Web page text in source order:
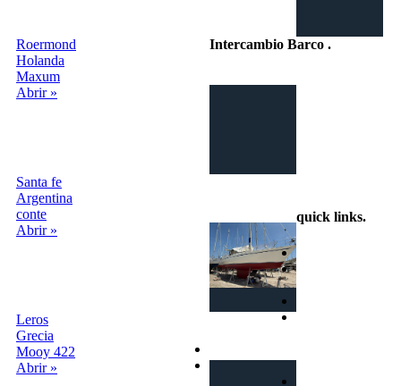
Roermond
Holanda
Maxum
Abrir »
Santa fe
Argentina
conte
Abrir »
Leros
Grecia
Mooy 422
Abrir »
Intercambio Barco .
quick links.